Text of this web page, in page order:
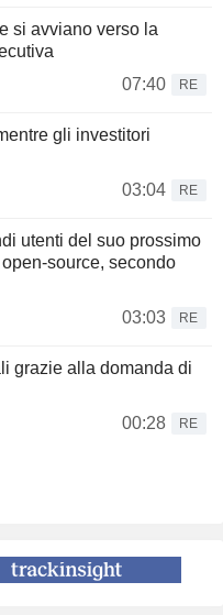
si avviano verso la
07:40
RE
gli investitori
03:04
RE
utenti del suo prossimo
source, secondo
03:03
RE
grazie alla domanda di
00:28
RE